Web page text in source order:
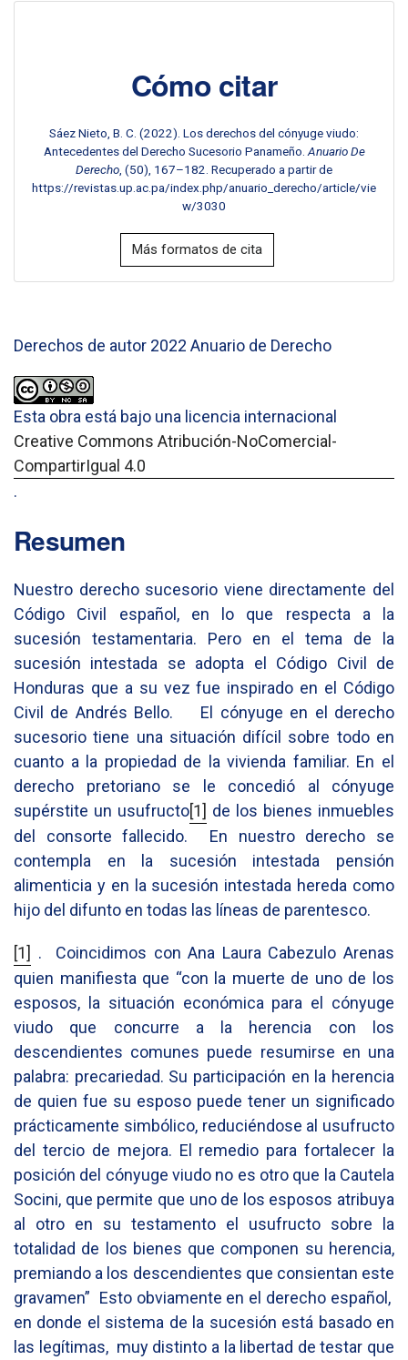
Cómo citar
Sáez Nieto, B. C. (2022). Los derechos del cónyuge viudo:
Antecedentes del Derecho Sucesorio Panameño. Anuario De
Derecho , (50), 167–182. Recuperado a partir de
https://revistas.up.ac.pa/index.php/anuario_derecho/article/vie
w/3030
Más formatos de cita
Derechos de autor 2022 Anuario de Derecho
Esta obra está bajo una licencia internacional
Creative Commons Atribución-NoComercial-
CompartirIgual 4.0
.
Resumen
Nuestro derecho sucesorio viene directamente del
Código Civil español, en lo que respecta a la
sucesión testamentaria. Pero en el tema de la
sucesión intestada se adopta el Código Civil de
Honduras que a su vez fue inspirado en el Código
Civil de Andrés Bello. El cónyuge en el derecho
sucesorio tiene una situación difícil sobre todo en
cuanto a la propiedad de la vivienda familiar. En el
derecho pretoriano se le concedió al cónyuge
supérstite un usufructo[1] de los bienes inmuebles
del consorte fallecido. En nuestro derecho se
contempla en la sucesión intestada pensión
alimenticia y en la sucesión intestada hereda como
hijo del difunto en todas las líneas de parentesco.
[1] . Coincidimos con Ana Laura Cabezulo Arenas
quien manifiesta que “con la muerte de uno de los
esposos, la situación económica para el cónyuge
viudo que concurre a la herencia con los
descendientes comunes puede resumirse en una
palabra: precariedad. Su participación en la herencia
de quien fue su esposo puede tener un significado
prácticamente simbólico, reduciéndose al usufructo
del tercio de mejora. El remedio para fortalecer la
posición del cónyuge viudo no es otro que la Cautela
Socini, que permite que uno de los esposos atribuya
al otro en su testamento el usufructo sobre la
totalidad de los bienes que componen su herencia,
premiando a los descendientes que consientan este
gravamen” Esto obviamente en el derecho español,
en donde el sistema de la sucesión está basado en
las legítimas, muy distinto a la libertad de testar que